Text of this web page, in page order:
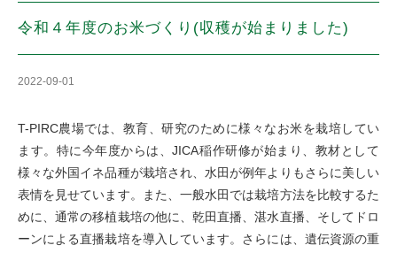
令和４年度のお米づくり(収穫が始まりました)
2022-09-01
T-PIRC農場では、教育、研究のために様々なお米を栽培してい
ます。特に今年度からは、JICA稲作研修が始まり、教材として
様々な外国イネ品種が栽培され、水田が例年よりもさらに美しい
表情を見せています。また、一般水田では栽培方法を比較するた
めに、通常の移植栽培の他に、乾田直播、湛水直播、そしてドロ
ーンによる直播栽培を導入しています。さらには、遺伝資源の重